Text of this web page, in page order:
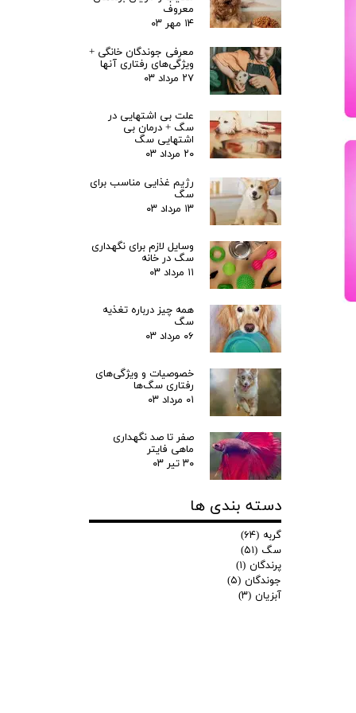
معروف
۱۴ مهر ۰۳
معرفی جوندگان خانگی +
ویژگی‌های رفتاری آنها
۲۷ مرداد ۰۳
علت بی اشتهایی در
سگ + درمان بی
اشتهایی سگ
۲۰ مرداد ۰۳
رژیم غذایی مناسب برای
سگ
۱۳ مرداد ۰۳
وسایل لازم برای نگهداری
سگ در خانه
۱۱ مرداد ۰۳
همه چیز درباره تغذیه
سگ
۰۶ مرداد ۰۳
خصوصیات و ویژگی‌های
رفتاری سگ‌ها
۰۱ مرداد ۰۳
صفر تا صد نگهداری
ماهی فایتر
۳۰ تیر ۰۳
دسته بندی ها
گربه (۶۴)
سگ (۵۱)
پرندگان (۱)
جوندگان (۵)
آبزیان (۳)